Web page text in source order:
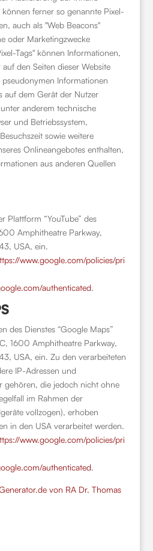
ferner so genannte Pixel-
auch als "Web Beacons"
oder Marketingzwecke
Tags" können Informationen,
den Seiten dieser Website
Informationen
auf dem Gerät der Nutzer
anderem technische
und Betriebssystem,
sowie weitere
Onlineangebotes enthalten,
aus anderen Quellen
Plattform “YouTube” des
Amphitheatre Parkway,
USA, ein.
www.google.com/policies/pri
authenticated.
des Dienstes “Google Maps”
1600 Amphitheatre Parkway,
USA, ein. Zu den verarbeiteten
IP-Adressen und
gehören, die jedoch nicht ohne
im Rahmen der
vollzogen), erhoben
in den USA verarbeitet werden.
www.google.com/policies/pri
authenticated.
von RA Dr. Thomas